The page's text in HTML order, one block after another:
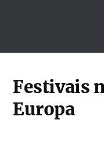
Festivais
Europa